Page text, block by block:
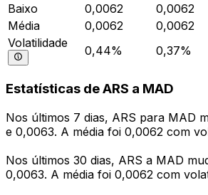
Baixo
0,0062 0,0062
Média
0,0062 0,0062
Volatilidade
0,44% 0,37%
Estatísticas de ARS a MAD
Nos últimos 7 dias, ARS para MAD
e 0,0063. A média foi 0,0062 com
Nos últimos 30 dias, ARS a MAD
0,0063. A média foi 0,0062 com